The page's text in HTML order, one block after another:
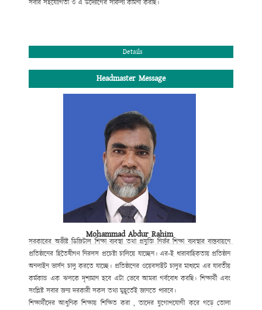
সবার সহযোগিতা ও এ উদ্যোগের সাফল্য কামনা করছি।
পশ্চিম কধুরখীল উচ্চ বিদ্যালয় পরিচালনা পর্ষদ।
Details
Headmaster Message
Mohammad Abdur Rahim
সরকারের অভীষ্ট ডিজিটাল শিক্ষা ব্যবস্থাতথা প্রযুক্তি নির্ভর শিক্ষা ব্যবস্থার বাস্তবায়নে
প্রতিষ্ঠানের হিতৈষীগণ নিরলস প্রচেষ্টাচালিয়ে যাচ্ছেন। এর-ই ধারাবাহিকতায় প্রতিষ্ঠান
অনলাইন ভার্সন চালু করতে যাচ্ছে। প্রতিষ্ঠানের ওয়েবসাইটচালুর মাধ্যমে এর যাবতীয়
কর্মকান্ড এক ঝলকে দৃশ্যমান হবে এটা ভেবে আমরা গর্ববোধ করছি। শিক্ষার্থী এবং
সংশ্লিষ্ট সবার জন্য দরকারী সকল তথ্য মুহূর্তেই জানতে পারবে।
শিক্ষার্থীদের আধুনিক শিক্ষায় শিক্ষিত করা , তাদের যুগোপযোগী করে গড়ে তোলা